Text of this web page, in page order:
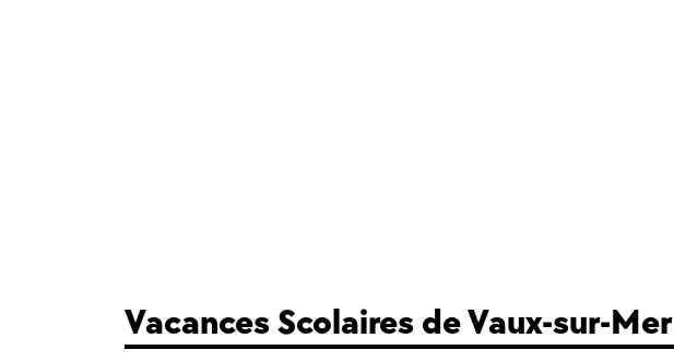
Vacances Scolaires de Vaux-sur-Mer